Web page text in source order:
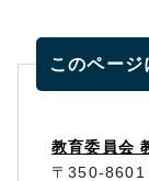
このページ
教育委員会
〒350-